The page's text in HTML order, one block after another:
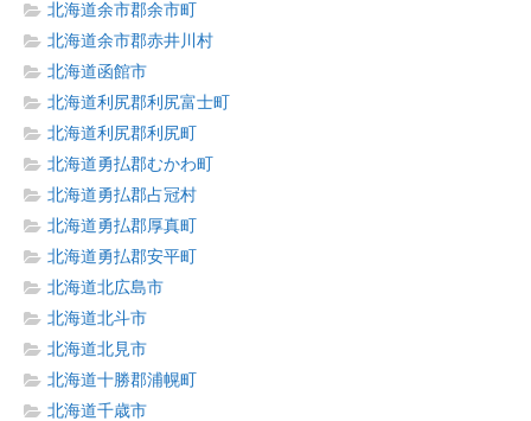
北海道余市郡余市町
北海道余市郡赤井川村
北海道函館市
北海道利尻郡利尻富士町
北海道利尻郡利尻町
北海道勇払郡むかわ町
北海道勇払郡占冠村
北海道勇払郡厚真町
北海道勇払郡安平町
北海道北広島市
北海道北斗市
北海道北見市
北海道十勝郡浦幌町
北海道千歳市